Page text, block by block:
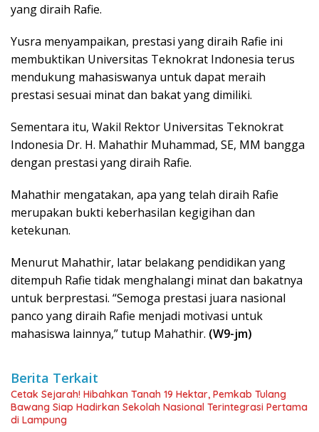
yang diraih Rafie.
Yusra menyampaikan, prestasi yang diraih Rafie ini
membuktikan Universitas Teknokrat Indonesia terus
mendukung mahasiswanya untuk dapat meraih
prestasi sesuai minat dan bakat yang dimiliki.
Sementara itu, Wakil Rektor Universitas Teknokrat
Indonesia Dr. H. Mahathir Muhammad, SE, MM bangga
dengan prestasi yang diraih Rafie.
Mahathir mengatakan, apa yang telah diraih Rafie
merupakan bukti keberhasilan kegigihan dan
ketekunan.
Menurut Mahathir, latar belakang pendidikan yang
ditempuh Rafie tidak menghalangi minat dan bakatnya
untuk berprestasi. “Semoga prestasi juara nasional
panco yang diraih Rafie menjadi motivasi untuk
mahasiswa lainnya,” tutup Mahathir. (W9-jm)
Berita Terkait
Cetak Sejarah! Hibahkan Tanah 19 Hektar, Pemkab Tulang
Bawang Siap Hadirkan Sekolah Nasional Terintegrasi Pertama
di Lampung